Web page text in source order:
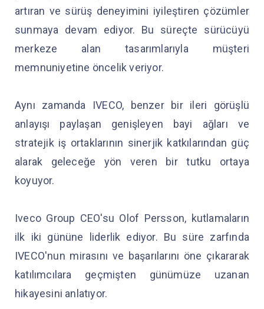
artıran ve sürüş deneyimini iyileştiren çözümler
sunmaya devam ediyor. Bu süreçte sürücüyü
merkeze alan tasarımlarıyla müşteri
memnuniyetine öncelik veriyor.
Aynı zamanda IVECO, benzer bir ileri görüşlü
anlayışı paylaşan genişleyen bayi ağları ve
stratejik iş ortaklarının sinerjik katkılarından güç
alarak geleceğe yön veren bir tutku ortaya
koyuyor.
Iveco Group CEO'su Olof Persson, kutlamaların
ilk iki gününe liderlik ediyor. Bu süre zarfında
IVECO'nun mirasını ve başarılarını öne çıkararak
katılımcılara geçmişten günümüze uzanan
hikayesini anlatıyor.